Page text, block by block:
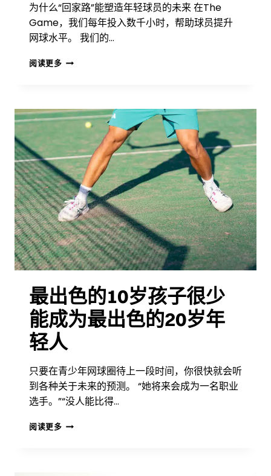
为什么“回家路”能塑造年轻球员的未来 在The
Game，我们每年投入数千小时，帮助球员提升
网球水平。 我们的…
阅读更多 最
网
球
课
是
在
车
里
上
的
最出色的10岁孩子很少
能成为最出色的20岁年
轻人
只要在青少年网球圈待上一段时间，你很快就会听
到各种关于未来的预测。 “她将来会成为一名职业
选手。”“没人能比得…
阅读更多 最